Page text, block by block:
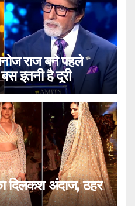
राज बने पहले
इतनी है दूरी
दिलकश अंदाज, ठहर